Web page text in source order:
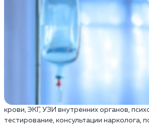
крови, ЭКГ, УЗИ внутренних органов,
тестирование, консультации нарколога,